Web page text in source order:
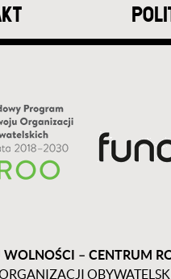
– CENTRUM